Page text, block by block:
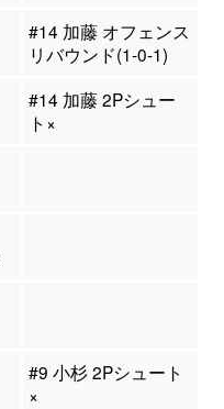
#14 加藤 オフェンス
リバウンド(1-0-1)
#14 加藤 2Pシュー
ト×
#9 小杉 2Pシュート
×